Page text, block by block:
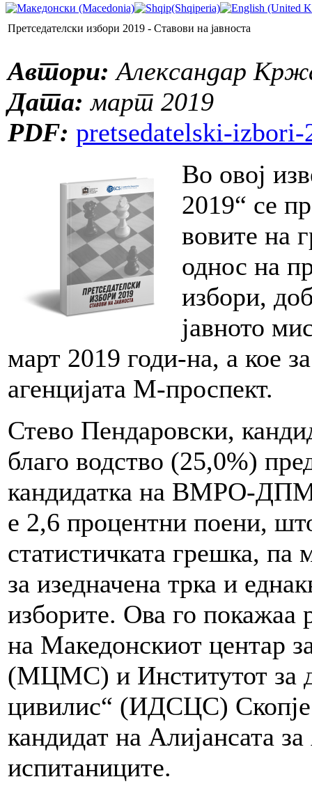
Претседателски избори 2019 - Ставови на јавноста
Aвтори: Александар
Дата: март 2019
PDF: pretsedatelski-izbori-
Во овој
2019“ се
вовите на
однос на
избори,
јавното
март 2019 годи-на, а
агенцијата М-проспект.
Стево Пендаровски,
благо водство (25,0%)
кандидатка на ВМРО-
е 2,6 процентни поени,
статистичката грешка, па
за изедначена трка и
изборите. Ова го покажаа
на Македонскиот центар
(МЦМС) и Институтот за
цивилис“ (ИДСЦС)
кандидат на Алијансата
испитаниците.